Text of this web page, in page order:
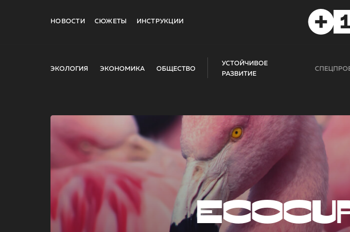
НОВОСТИ СЮЖЕТЫ ИНСТРУКЦИИ
ЭКОЛОГИЯ ЭКОНОМИКА ОБЩЕСТВО
УСТОЙЧИВОЕ
РАЗВИТИЕ